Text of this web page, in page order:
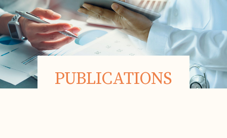
PUBLICATIONS